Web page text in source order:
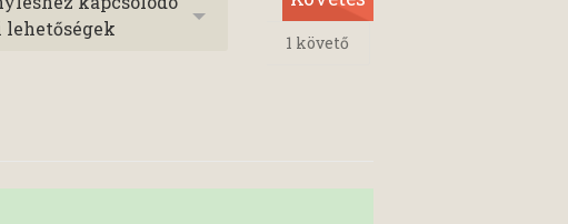
lehetőségek
1 követő